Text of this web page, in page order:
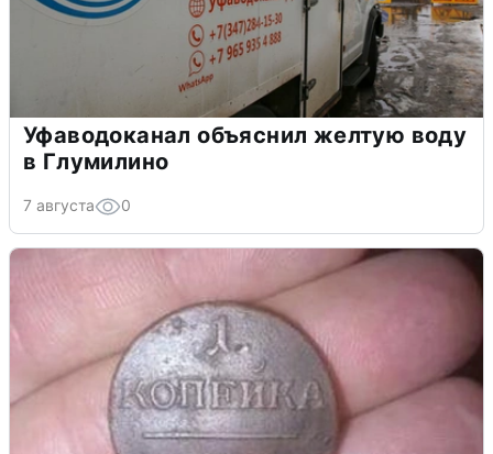
Уфаводоканал объяснил желтую воду
в Глумилино
7 августа 0